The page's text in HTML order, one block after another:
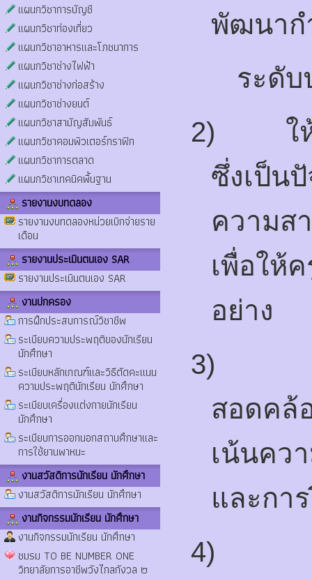
แผนกวิชาการบัญชี
แผนกวิชาท่องเที่ยว
แผนกวิชาอาหารและโภชนาการ
แผนกวิชาช่างไฟฟ้า
แผนกวิชาช่างก่อสร้าง
แผนกวิชาช่างยนต์
แผนกวิชาสามัญสัมพันธ์
แผนกวิชาคอมพิวเตอร์กราฟิก
แผนกวิชาการตลาด
แผนกวิชาเทคนิคพื้นฐาน
รายงานงบทดลอง
รายงานงบทดลองหน่วยเบิกจ่ายราย
เดือน
รายงานประเมินตนเอง SAR
รายงานประเมินตนเอง SAR
งานปกครอง
การฝึกประสบการณ์วิชาชีพ
ระเบียบความประพฤติของนักเรียน
นักศึกษา
ระเบียบหลักเกณฑ์และวิธีตัดคะแนน
ความประพฤตินักเรียน นักศึกษา
ระเบียบเครื่องแต่งกายนักเรียน
นักศึกษา
ระเบียบการออกนอกสถานศึกษาและ
การใช้ยานพาหนะ
งานสวัสดิการนักเรียน นักศึกษา
งานสวัสดิการนักเรียน นักศึกษา
งานกิจกรรมนักเรียน นักศึกษา
งานกิจกรรมนักเรียน นักศึกษา
ชมรม TO BE NUMBER ONE
วิทยาลัยการอาชีพวังไกลกังวล ๒
พัฒนาก
ระดับ
2)
ใ
ซึ่งเป็น
ความส
เพื่อให้
อย่าง
3)
สอดคล้
เน้นคว
และกา
4)